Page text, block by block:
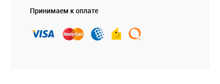
Принимаем к оплате